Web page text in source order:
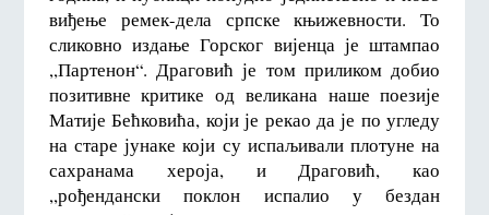
виђење ремек-дела српске књижевности. То
сликовно издање Горског вијенца је штампао
,,Партенон“. Драговић је том приликом добио
позитивне критике од великана наше поезије
Матије Бећковића, који је рекао да је по угледу
на старе јунаке који су испаљивали плотуне на
сахранама хероја, и Драговић, као
,,рођендански поклон испалио у бездан